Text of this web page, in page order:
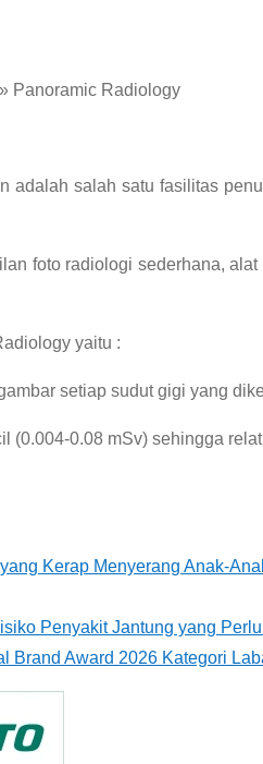
» Panoramic Radiology
adalah salah satu fasilitas
foto radiologi sederhana,
yaitu :
setiap sudut gigi yang
(0.004-0.08 mSv) sehingga
Kerap Menyerang Anak-
Penyakit Jantung yang
Brand Award 2026 Kategori